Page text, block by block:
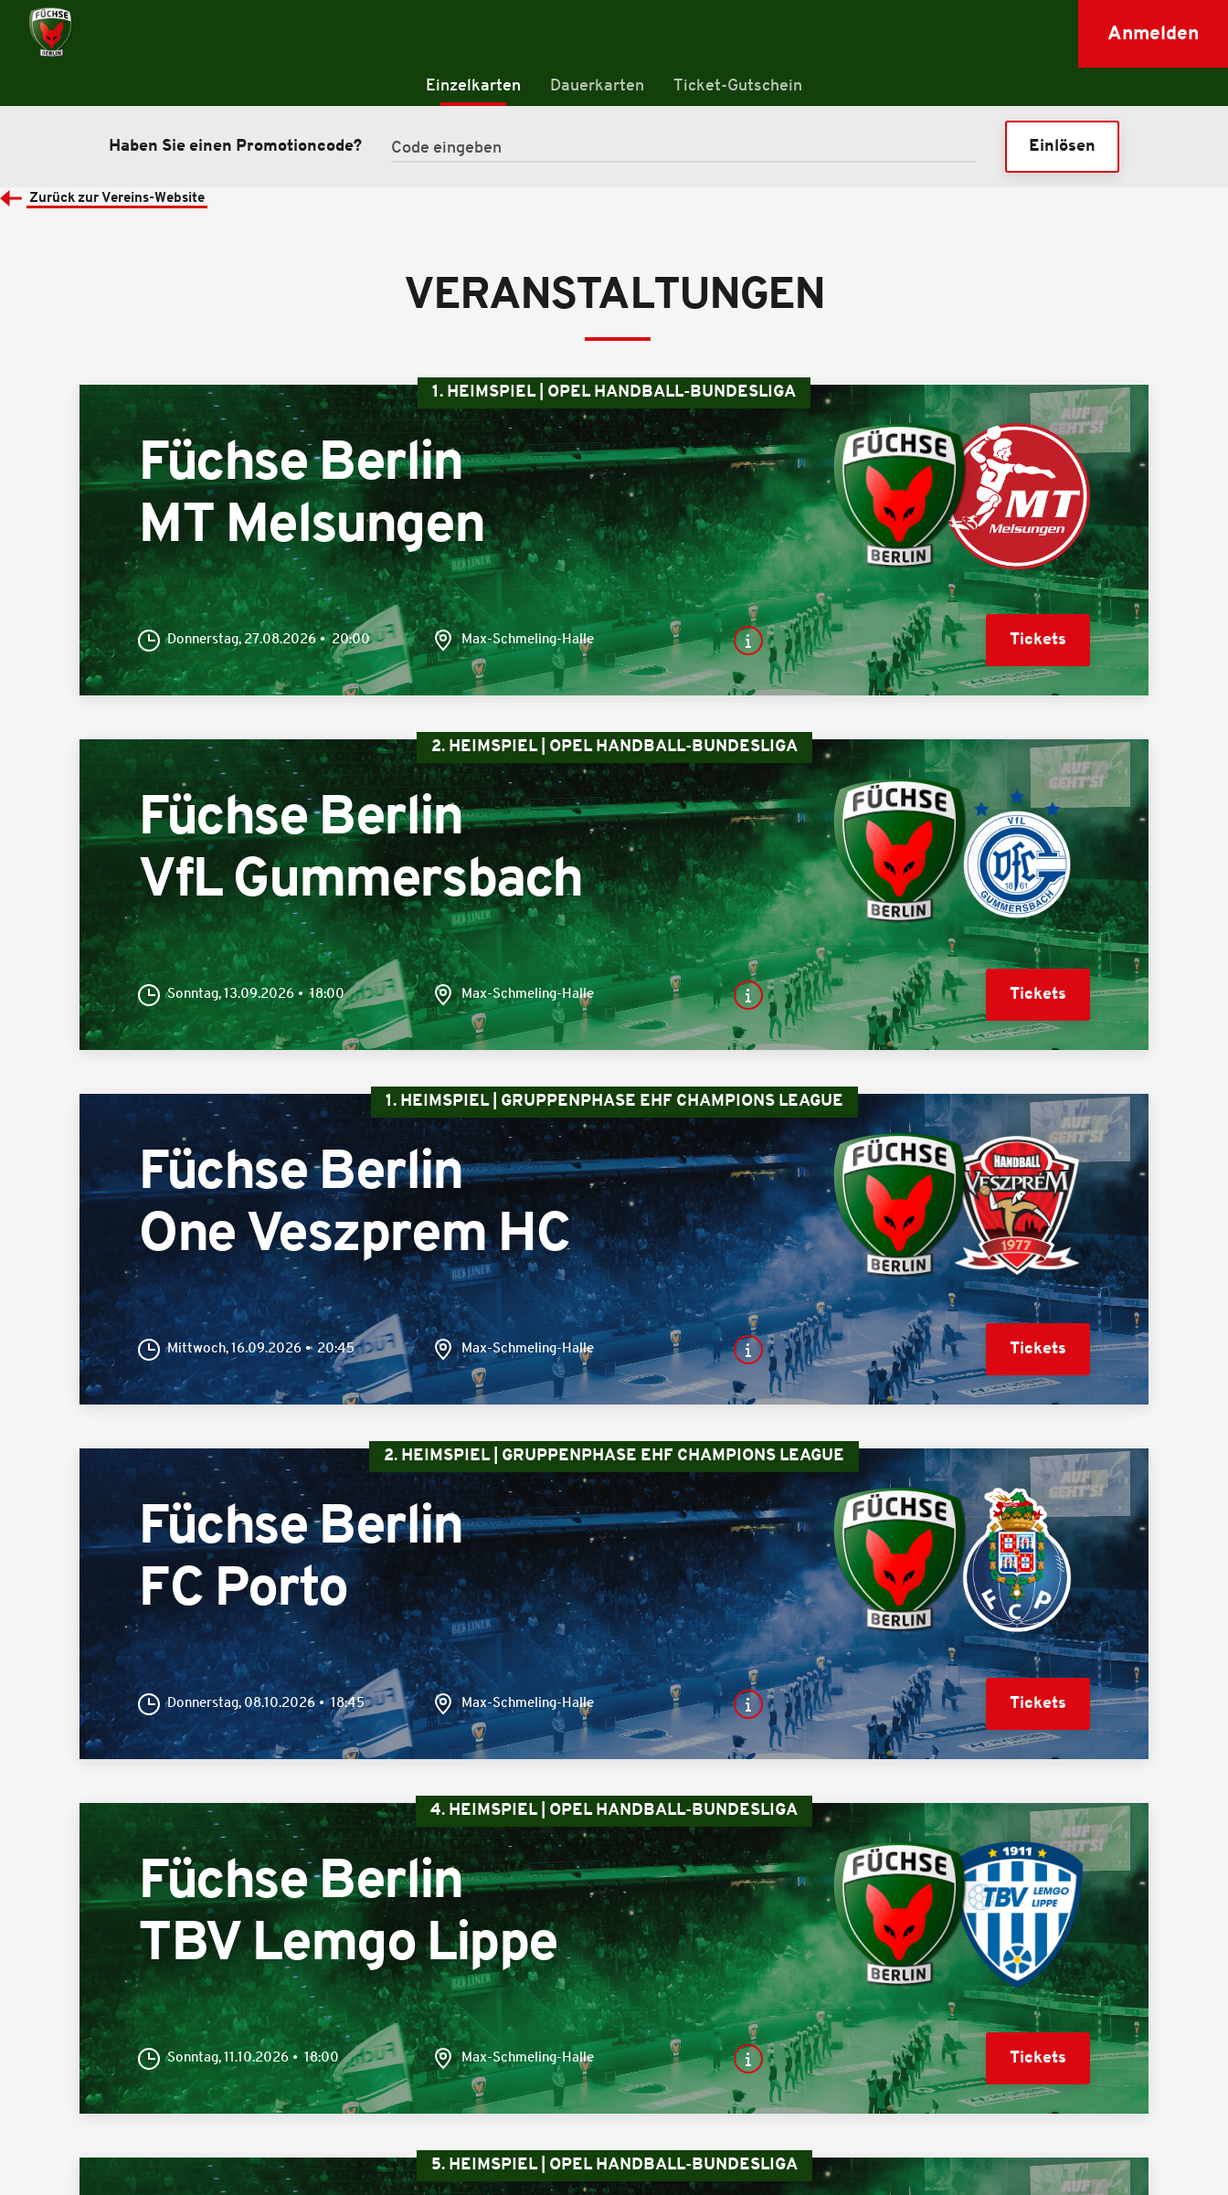
Anmelden
Einzelkarten Dauerkarten Ticket-Gutschein
Haben Sie einen Promotioncode? Einlösen
Zurück zur Vereins-Website
VERANSTALTUNGEN
1. HEIMSPIEL | OPEL HANDBALL-BUNDESLIGA
Füchse Berlin
MT Melsungen
Donnerstag, 27.08.2026 20:00 Max-Schmeling-Halle Tickets
2. HEIMSPIEL | OPEL HANDBALL-BUNDESLIGA
Füchse Berlin
VfL Gummersbach
Sonntag, 13.09.2026 18:00 Max-Schmeling-Halle Tickets
1. HEIMSPIEL | GRUPPENPHASE EHF CHAMPIONS LEAGUE
Füchse Berlin
One Veszprem HC
Mittwoch, 16.09.2026 20:45 Max-Schmeling-Halle Tickets
2. HEIMSPIEL | GRUPPENPHASE EHF CHAMPIONS LEAGUE
Füchse Berlin
FC Porto
Donnerstag, 08.10.2026 18:45 Max-Schmeling-Halle Tickets
4. HEIMSPIEL | OPEL HANDBALL-BUNDESLIGA
Füchse Berlin
TBV Lemgo Lippe
Sonntag, 11.10.2026 18:00 Max-Schmeling-Halle Tickets
5. HEIMSPIEL | OPEL HANDBALL-BUNDESLIGA